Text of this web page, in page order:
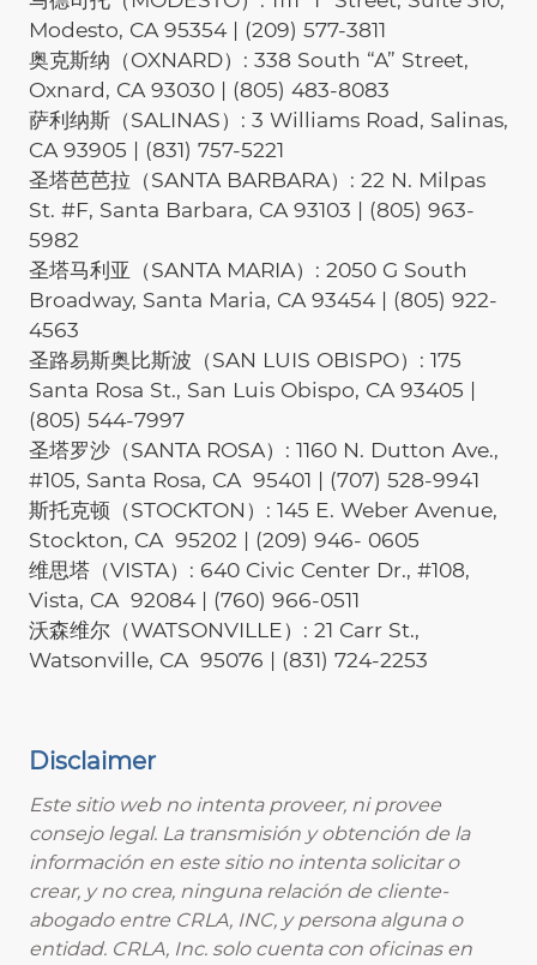
Modesto, CA 95354 | (209) 577-3811
奥克斯纳（OXNARD）: 338 South “A” Street,
Oxnard, CA 93030 | (805) 483-8083
萨利纳斯（SALINAS）: 3 Williams Road, Salinas,
CA 93905 | (831) 757-5221
圣塔芭芭拉（SANTA BARBARA）: 22 N. Milpas
St. #F, Santa Barbara, CA 93103 | (805) 963-
5982
圣塔马利亚（SANTA MARIA）: 2050 G South
Broadway, Santa Maria, CA 93454 | (805) 922-
4563
圣路易斯奥比斯波（SAN LUIS OBISPO）: 175
Santa Rosa St., San Luis Obispo, CA 93405 |
(805) 544-7997
圣塔罗沙（SANTA ROSA）: 1160 N. Dutton Ave.,
#105, Santa Rosa, CA 95401 | (707) 528-9941
斯托克顿（STOCKTON）: 145 E. Weber Avenue,
Stockton, CA 95202 | (209) 946- 0605
维思塔（VISTA）: 640 Civic Center Dr., #108,
Vista, CA 92084 | (760) 966-0511
沃森维尔（WATSONVILLE）: 21 Carr St.,
Watsonville, CA 95076 | (831) 724-2253
Disclaimer
Este sitio web no intenta proveer, ni provee
consejo legal. La transmisión y obtención de la
información en este sitio no intenta solicitar o
crear, y no crea, ninguna relación de cliente-
abogado entre CRLA, INC, y persona alguna o
entidad. CRLA, Inc. solo cuenta con oficinas en